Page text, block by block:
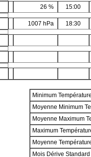
26 % 15:00
1007 hPa 18:30
Minimum
Moyenne Minimum
Moyenne Maximum
Maximum
Moyenne
Mois Dérive Standard